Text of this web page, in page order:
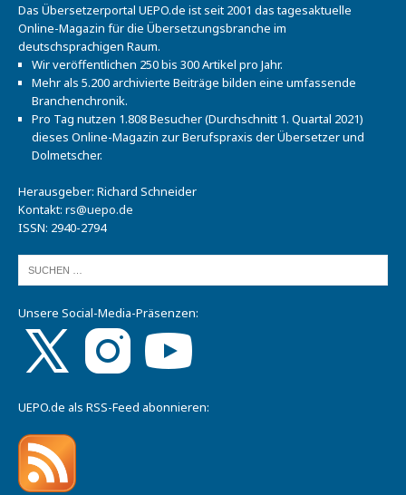
Das Übersetzerportal UEPO.de ist seit 2001 das tagesaktuelle
Online-Magazin für die Übersetzungsbranche im
deutschsprachigen Raum.
Wir veröffentlichen 250 bis 300 Artikel pro Jahr.
Mehr als 5.200 archivierte Beiträge bilden eine umfassende
Branchenchronik.
Pro Tag nutzen 1.808 Besucher (Durchschnitt 1. Quartal 2021)
dieses Online-Magazin zur Berufspraxis der Übersetzer und
Dolmetscher.
Herausgeber: Richard Schneider
Kontakt: rs@uepo.de
ISSN: 2940-2794
Unsere Social-Media-Präsenzen:
UEPO.de als RSS-Feed abonnieren: